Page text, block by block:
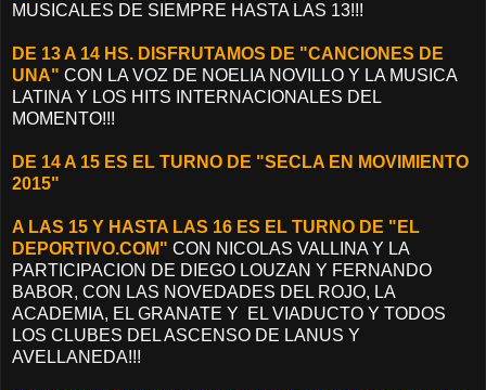
MUSICALES DE SIEMPRE HASTA LAS 13!!!
DE 13 A 14 HS. DISFRUTAMOS DE "CANCIONES DE
UNA" CON LA VOZ DE NOELIA NOVILLO Y LA MUSICA
LATINA Y LOS HITS INTERNACIONALES DEL
MOMENTO!!!
DE 14 A 15 ES EL TURNO DE "SECLA EN MOVIMIENTO
2015"
A LAS 15 Y HASTA LAS 16 ES EL TURNO DE "EL
DEPORTIVO.COM" CON NICOLAS VALLINA Y LA
PARTICIPACION DE DIEGO LOUZAN Y FERNANDO
BABOR, CON LAS NOVEDADES DEL ROJO, LA
ACADEMIA, EL GRANATE Y EL VIADUCTO Y TODOS
LOS CLUBES DEL ASCENSO DE LANUS Y
AVELLANEDA!!!